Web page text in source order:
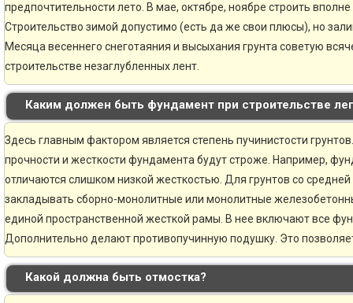
предпочтительности лето. В мае, октябре, ноябре строить
Строительство зимой допустимо (есть да же свои плюсы), но
Месяца весеннего снеготаяния и высыхания грунта советую
строительстве незаглубленных лент.
Каким должен быть фундамент при строительстве
Здесь главным фактором является степень пучинистости
прочности и жесткости фундамента будут строже. Например,
отличаются слишком низкой жесткостью. Для грунтов со
закладывать сборно-монолитные или монолитные
единой пространственной жесткой рамы. В нее включают все
Дополнительно делают противопучинную подушку. Это
Какой должна быть отмостка?